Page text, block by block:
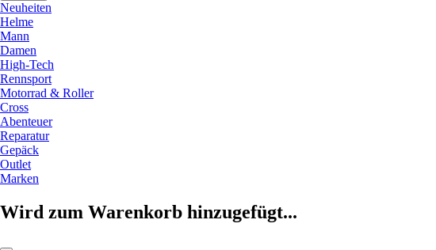
Neuheiten
Helme
Mann
Damen
High-Tech
Rennsport
Motorrad & Roller
Cross
Abenteuer
Reparatur
Gepäck
Outlet
Marken
Wird zum Warenkorb hinzugefügt...